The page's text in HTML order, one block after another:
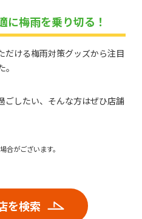
に梅雨を乗り切る！
だける梅雨対策グッズから注目
ごしたい、そんな方はぜひ店舗
がございます。
を検索